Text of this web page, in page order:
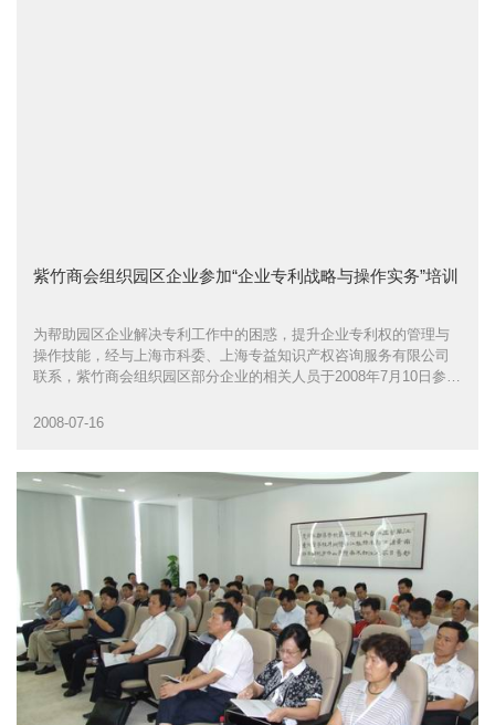
紫竹商会组织园区企业参加“企业专利战略与操作实务”培训
为帮助园区企业解决专利工作中的困惑，提升企业专利权的管理与
操作技能，经与上海市科委、上海专益知识产权咨询服务有限公司
联系，紫竹商会组织园区部分企业的相关人员于2008年7月10日参加
2008-07-16